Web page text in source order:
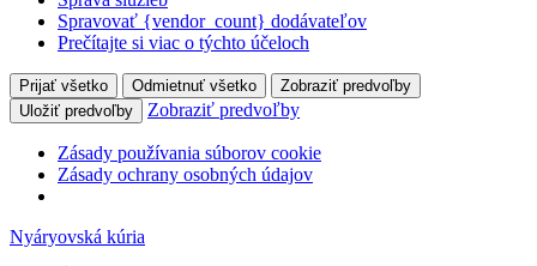
Spravovať {vendor_count} dodávateľov
Prečítajte si viac o týchto účeloch
Prijať všetko Odmietnuť všetko
Zobraziť predvoľby
Uložiť predvoľby
Zobraziť predvoľby
Zásady používania súborov cookie
Zásady ochrany osobných údajov
Nyáryovská kúria